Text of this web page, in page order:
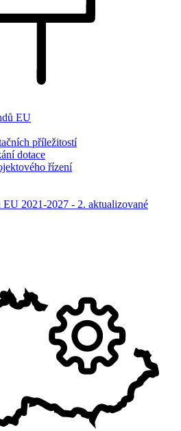
EU
příležitostí
dotace
řízení
EU 2021-2027 - 2. aktualizované